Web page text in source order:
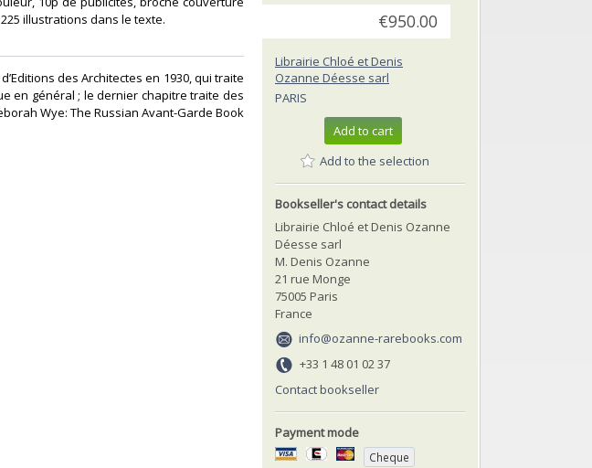
illustrations dans le texte.
des Architectes en 1930, qui traite
en général ; le dernier chapitre traite des
Wye: The Russian Avant-Garde Book
€950.00
Librairie Chloé et Denis
Ozanne Déesse sarl
PARIS
Add to cart
Add to the selection
Bookseller's contact details
Librairie Chloé et Denis Ozanne
Déesse sarl
M. Denis Ozanne
21 rue Monge
75005 Paris
France
info@ozanne-rarebooks.com
+33 1 48 01 02 37
Contact bookseller
Payment mode
Cheque